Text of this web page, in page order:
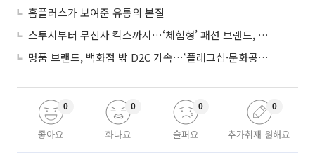
홈플러스가 보여준 유통의 본질
스투시부터 무신사 킥스까지…‘체험형’ 패션 브랜드, 잇단 제주행
명품 브랜드, 백화점 밖 D2C 가속…‘플래그십·문화공간’ 전략 눈길
좋아요
0
화나요
0
슬퍼요
0
추가취재 원해요
0